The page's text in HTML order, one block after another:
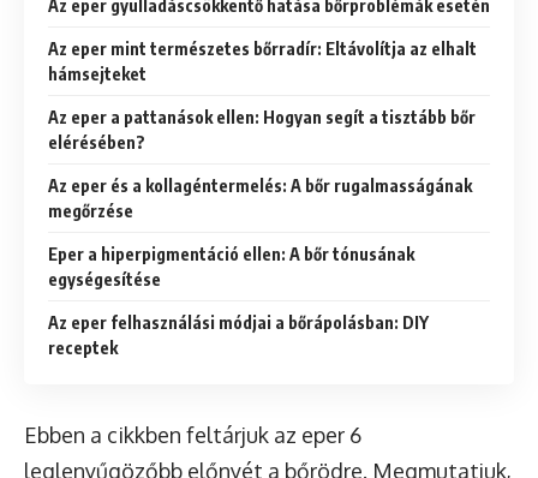
Az eper gyulladáscsökkentő hatása bőrproblémák esetén
Az eper mint természetes bőrradír: Eltávolítja az elhalt
hámsejteket
Az eper a pattanások ellen: Hogyan segít a tisztább bőr
elérésében?
Az eper és a kollagéntermelés: A bőr rugalmasságának
megőrzése
Eper a hiperpigmentáció ellen: A bőr tónusának
egységesítése
Az eper felhasználási módjai a bőrápolásban: DIY
receptek
Ebben a cikkben feltárjuk az eper 6
leglenyűgözőbb előnyét a bőrödre. Megmutatjuk,